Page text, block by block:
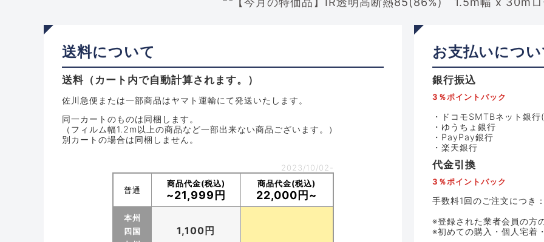
送料について
送料（カート内で自動計算されます。）
佐川急便または一部商品はヤマト運輸にて発送いたします。
同一カートのものは同梱します。
（フィルム幅1.2m以上の商品など一部出来ない商品ございます。）
別カートの場合は同梱しません。
普通
商品代金(税込)
~21,999円
商品代金(税込)
22,000円~
本州
四国
1,100円
2023/10/02-
お支払いにつ
銀行振込
3％ポイントバック
・ドコモSMTBネット銀
・ゆうちょ銀行
・PayPay銀行
・楽天銀行
代金引換
3％ポイントバック
手数料1回のご注文につき
※登録された業者会員の方
※初めての購入・個人宅着